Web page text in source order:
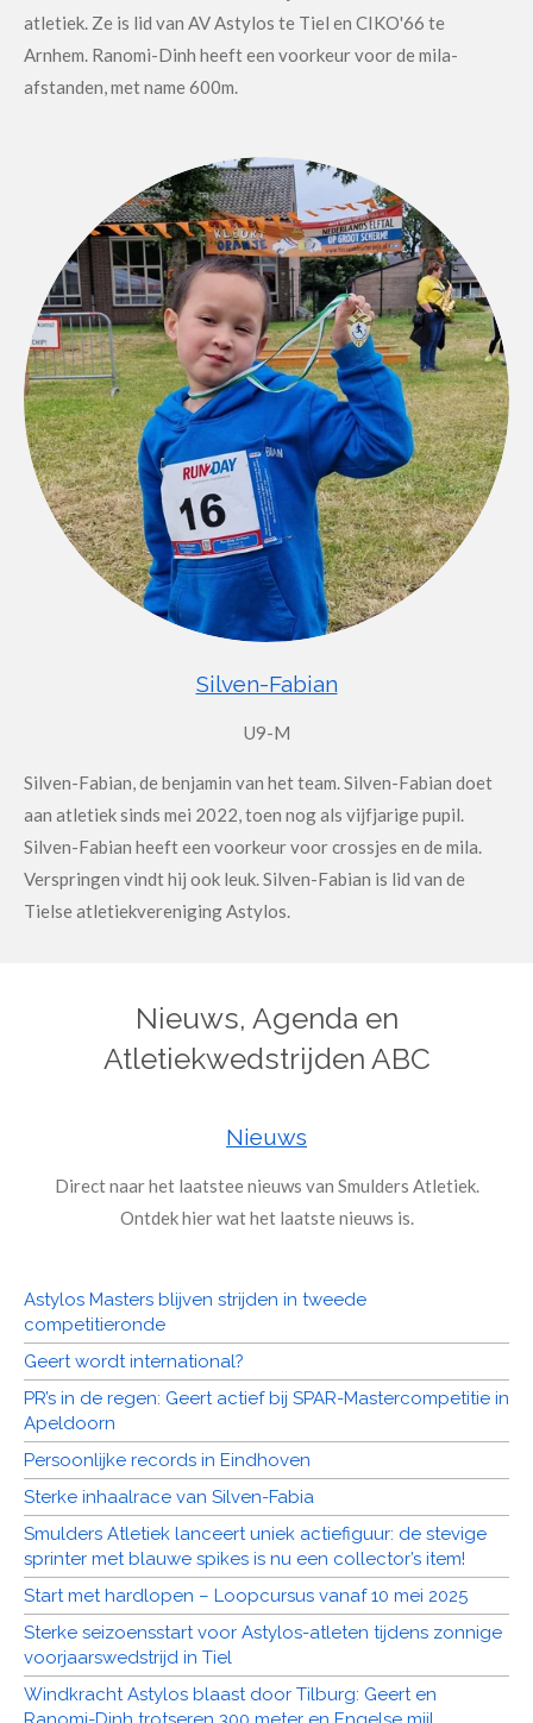
atletiek. Ze is lid van AV Astylos te Tiel en CIKO'66 te
Arnhem. Ranomi-Dinh heeft een voorkeur voor de mila-
afstanden, met name 600m.
Silven-Fabian
U9-M
Silven-Fabian, de benjamin van het team. Silven-Fabian doet
aan atletiek sinds mei 2022, toen nog als vijfjarige pupil.
Silven-Fabian heeft een voorkeur voor crossjes en de mila.
Verspringen vindt hij ook leuk. Silven-Fabian is lid van de
Tielse atletiekvereniging Astylos.
Nieuws, Agenda en
Atletiekwedstrijden ABC
Nieuws
Direct naar het laatstee nieuws van Smulders Atletiek.
Ontdek hier wat het laatste nieuws is.
Astylos Masters blijven strijden in tweede
competitieronde
Geert wordt international?
PR’s in de regen: Geert actief bij SPAR-Mastercompetitie in
Apeldoorn
Persoonlijke records in Eindhoven
Sterke inhaalrace van Silven-Fabia
Smulders Atletiek lanceert uniek actiefiguur: de stevige
sprinter met blauwe spikes is nu een collector’s item!
Start met hardlopen – Loopcursus vanaf 10 mei 2025
Sterke seizoensstart voor Astylos-atleten tijdens zonnige
voorjaarswedstrijd in Tiel
Windkracht Astylos blaast door Tilburg: Geert en